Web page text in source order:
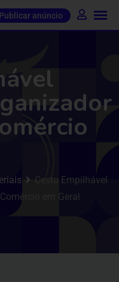
Publicar anúncio
Cesto Empilhável
em Geral